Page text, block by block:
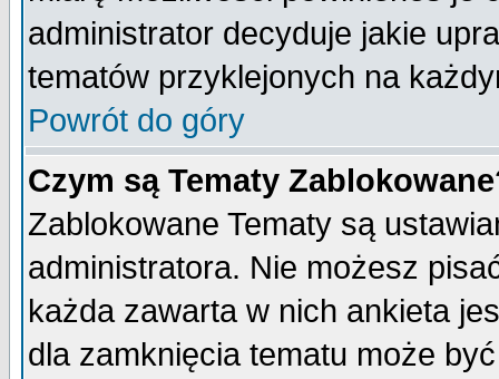
administrator decyduje jakie
tematów przyklejonych na
Powrót do góry
Czym są Tematy
Zablokowane Tematy są
administratora. Nie możesz
każda zawarta w nich ankieta
dla zamknięcia tematu może